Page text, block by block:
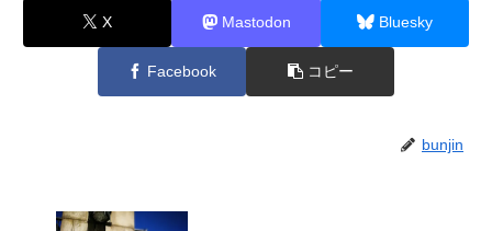
X Mastodon Bluesky
Facebook コピー
bunjin